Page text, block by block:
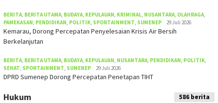
BERITA BERITA UTAMA BUDAYA KEPULAUAN KRIMINAL NUSANTARA OLAHRAGA
PAMEKASAN PENDIDIKAN POLITIK SPORTAINMENT SUMENEP 29 Juli 2026
Kemarau, Dorong Percepatan Penyelesaian Krisis Air Bersih
Berkelanjutan
BERITA BERITA UTAMA BUDAYA KEPULAUAN NUSANTARA PENDIDIKAN POLITIK
SEHAT SPORTAINMENT SUMENEP 29 Juli 2026
DPRD Sumenep Dorong Percepatan Penetapan TIHT
Hukum 586 berita